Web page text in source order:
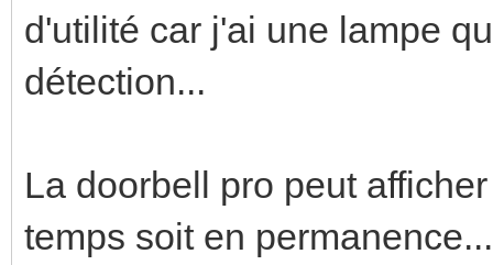
d'utilité car j'ai une lampe
détection...
La doorbell pro peut
temps soit en